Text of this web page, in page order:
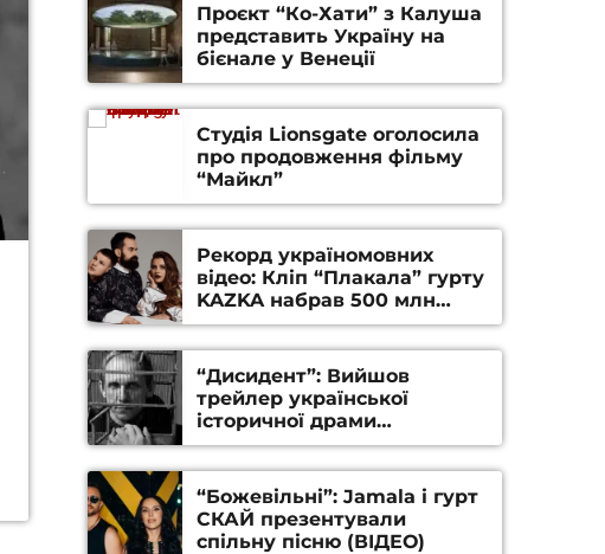
Проєкт “Ко-Хати” з Калуша
представить Україну на
бієнале у Венеції
Студія Lionsgate оголосила
про продовження фільму
“Майкл”
Рекорд україномовних
відео: Кліп “Плакала” гурту
KAZKA набрав 500 млн
переглядів на YouTube
“Дисидент”: Вийшов
трейлер української
історичної драми
Станіслава Гуренка та
Андрія Алфьорова (ВІДЕО)
“Божевільні”: Jamala і гурт
СКАЙ презентували
спільну пісню (ВІДЕО)